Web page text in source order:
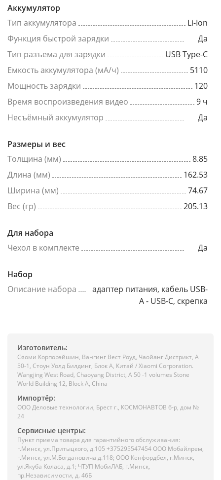
Аккумулятор
Тип аккумулятора
Li-Ion
Функция быстрой зарядки
Да
Тип разъема для зарядки
USB Type-C
Емкость аккумулятора (мА/ч)
5110
Мощность зарядки
120
Время воспроизведения видео
9 ч
Несъёмный аккумулятор
Да
Размеры и вес
Толщина (мм)
8.85
Длина (мм)
162.53
Ширина (мм)
74.67
Вес (гр)
205.13
Для набора
Чехол в комплекте
Да
Набор
Описание набора
адаптер питания, кабель USB-
A - USB-C, скрепка
Изготовитель:
Сяоми Корпорэйшин, Вангинг Вест Роуд, Чаойанг Дистрикт, А
50-1, Стоун Уолд Билдинг, Блок А, Китай / Xiaomi Corporation.
Wangjing West Road, Chaoyang District, A 50 -1 volumes Stone
World Building 12, Block A, China
Импортёр:
ООО Деловые технологии, Брест г., КОСМОНАВТОВ б-р, дом №
24
Сервисные центры:
Пункт приема товара для гарантийного обслуживания:
г.Минск, ул.Притыцкого, д.105 +375295547454 ООО Мобайлрем,
г.Минск, ул.М.Богдановича д.118; ООО Кенфордбел, г.Минск,
ул.Якуба Коласа, д.1; ЧТУП МобиЛАБ, г.Минск,
пр.Независимости, д. 46Б